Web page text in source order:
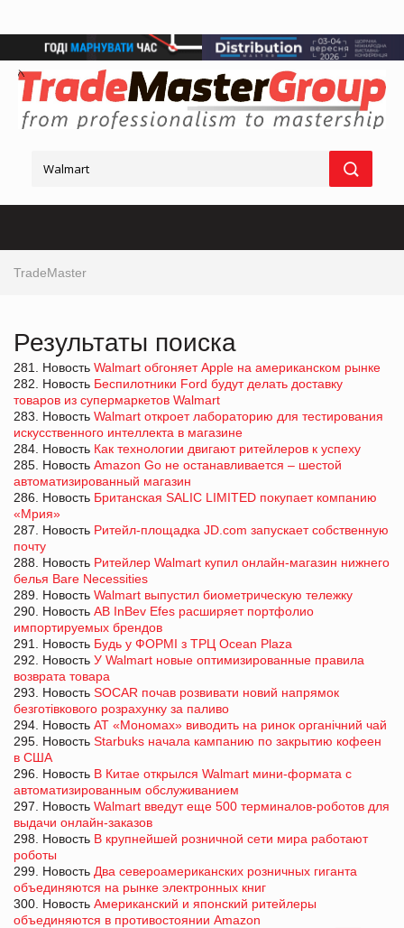
TradeMaster
Результаты поиска
281. Новость Walmart обгоняет Apple на американском рынке
282. Новость Беспилотники Ford будут делать доставку
товаров из супермаркетов Walmart
283. Новость Walmart откроет лабораторию для тестирования
искусственного интеллекта в магазине
284. Новость Как технологии двигают ритейлеров к успеху
285. Новость Amazon Go не останавливается – шестой
автоматизированный магазин
286. Новость Британская SALIC LIMITED покупает компанию
«Мрия»
287. Новость Ритейл-площадка JD.com запускает собственную
почту
288. Новость Ритейлер Walmart купил онлайн-магазин нижнего
белья Bare Necessities
289. Новость Walmart выпустил биометрическую тележку
290. Новость AB InBev Efes расширяет портфолио
импортируемых брендов
291. Новость Будь у ФОРМІ з ТРЦ Ocean Plaza
292. Новость У Walmart новые оптимизированные правила
возврата товара
293. Новость SOCAR почав розвивати новий напрямок
безготівкового розрахунку за паливо
294. Новость АТ «Мономах» виводить на ринок органічний чай
295. Новость Starbuks начала кампанию по закрытию кофеен
в США
296. Новость В Китае открылся Walmart мини-формата с
автоматизированным обслуживанием
297. Новость Walmart введут еще 500 терминалов-роботов для
выдачи онлайн-заказов
298. Новость В крупнейшей розничной сети мира работают
роботы
299. Новость Два североамериканских розничных гиганта
объединяются на рынке электронных книг
300. Новость Американский и японcкий ритейлеры
объединяются в противостоянии Amazon